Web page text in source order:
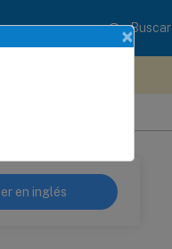
Buscar
en inglés
×